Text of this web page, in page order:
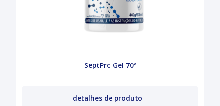
SeptPro Gel 70º
detalhes de produto